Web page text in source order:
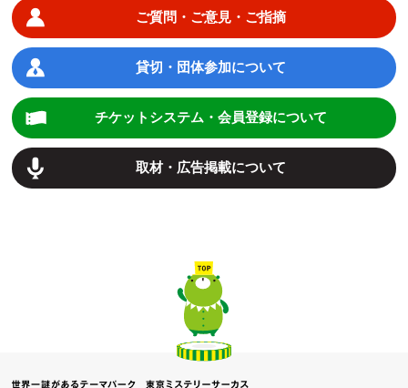
ご質問・ご意見・ご指摘
貸切・団体参加について
チケットシステム・会員登録について
取材・広告掲載について